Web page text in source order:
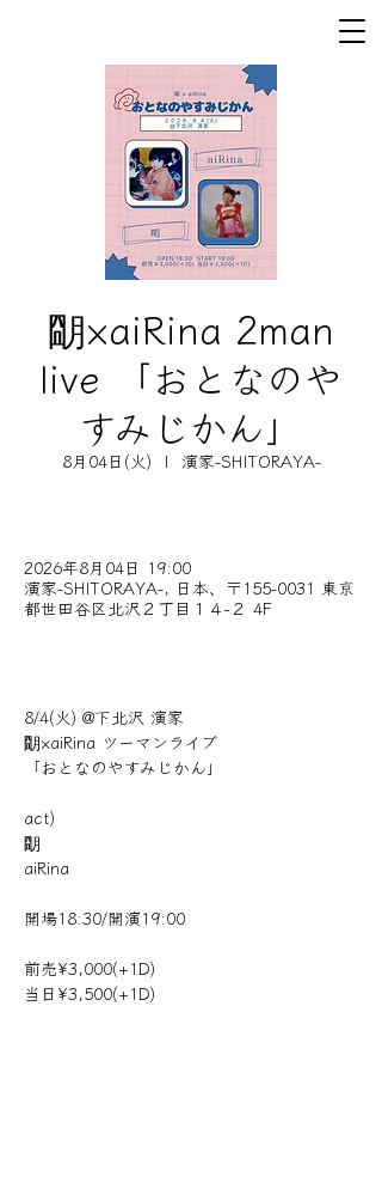
朙×aiRina 2man
live 「おとなのや
すみじかん」
8月04日(火)
  |
演家-SHITORAYA-
2026年8月04日 19:00
演家-SHITORAYA-, 日本、〒155-0031 東京
都世田谷区北沢２丁目１４−２ 4F
8/4(火) @下北沢 演家
朙×aiRina ツーマンライブ
「おとなのやすみじかん」
act)
朙
aiRina
開場18:30/開演19:00
前売¥3,000(+1D)
当日¥3,500(+1D)